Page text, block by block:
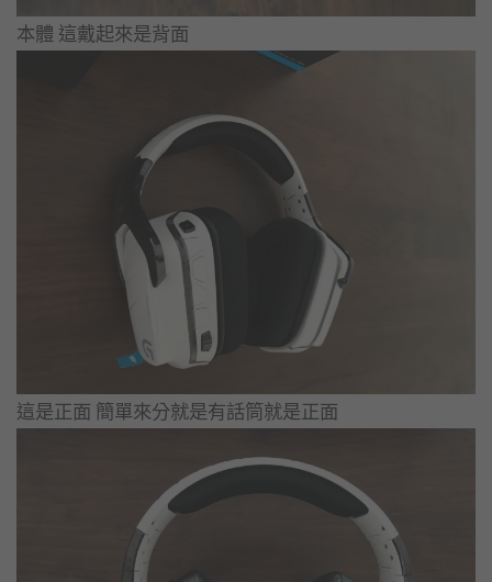
本體 這戴起來是背面
這是正面 簡單來分就是有話筒就是正面